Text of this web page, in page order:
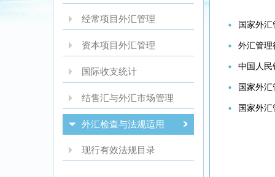
经常项目外汇管理
资本项目外汇管理
国际收支统计
结售汇与外汇市场管理
外汇检查与法规适用
现行有效法规目录
国家外
外汇管理
中国人民
国家外汇
国家外